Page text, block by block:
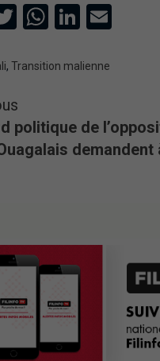
Twitter
WhatsApp
LinkedIn
Email
, Transition malienne
politique de